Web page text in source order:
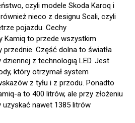
czyli modele Skoda Karoq i
również nieco z designu Scali, czyli
pojazdu. Cechy
Kamiq to przede wszystkim
Część dolna to światła
z technologią LED. Jest
który otrzymał system
z tyłu i z przodu. Ponadto
a to 400 litrów, ale przy złożeniu
uzyskać nawet 1385 litrów